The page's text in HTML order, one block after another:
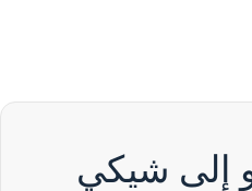
إلى شيكي